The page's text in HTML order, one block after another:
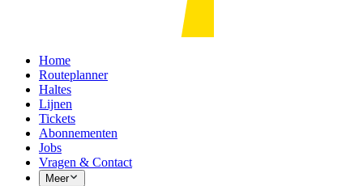
Home
Routeplanner
Haltes
Lijnen
Tickets
Abonnementen
Jobs
Vragen & Contact
Meer